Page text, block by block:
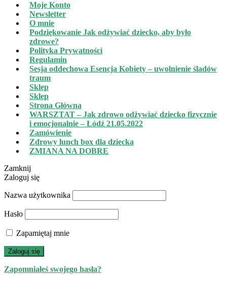
Moje Konto
Newsletter
O mnie
Podziękowanie Jak odżywiać dziecko, aby było
zdrowe?
Polityka Prywatności
Regulamin
Sesja oddechowa Esencja Kobiety – uwolnienie śladów
traum
Sklep
Sklep
Strona Główna
WARSZTAT – Jak zdrowo odżywiać dziecko fizycznie
i emocjonalnie – Łódź 21.05.2022
Zamówienie
Zdrowy lunch box dla dziecka
ZMIANA NA DOBRE
Zamknij
Zaloguj się
Nazwa użytkownika
Hasło
Zapamiętaj mnie
Zaloguj się
Zapomniałeś swojego hasła?